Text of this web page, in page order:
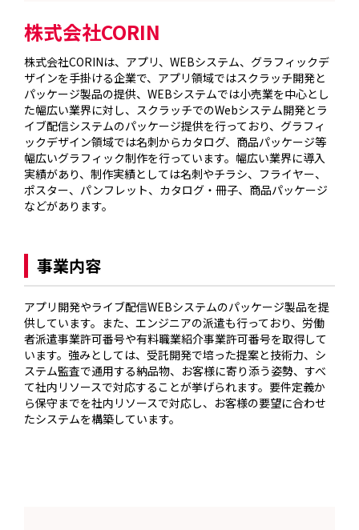
株式会社CORIN
株式会社CORINは、アプリ、WEBシステム、グラフィックデ
ザインを手掛ける企業で、アプリ領域ではスクラッチ開発と
パッケージ製品の提供、WEBシステムでは小売業を中心とし
た幅広い業界に対し、スクラッチでのWebシステム開発とラ
イブ配信システムのパッケージ提供を行っており、グラフィ
ックデザイン領域では名刺からカタログ、商品パッケージ等
幅広いグラフィック制作を行っています。幅広い業界に導入
実績があり、制作実績としては名刺やチラシ、フライヤー、
ポスター、パンフレット、カタログ・冊子、商品パッケージ
などがあります。
事業内容
アプリ開発やライブ配信WEBシステムのパッケージ製品を提
供しています。また、エンジニアの派遣も行っており、労働
者派遣事業許可番号や有料職業紹介事業許可番号を取得して
います。強みとしては、受託開発で培った提案と技術力、シ
ステム監査で通用する納品物、お客様に寄り添う姿勢、すべ
て社内リソースで対応することが挙げられます。要件定義か
ら保守までを社内リソースで対応し、お客様の要望に合わせ
たシステムを構築しています。